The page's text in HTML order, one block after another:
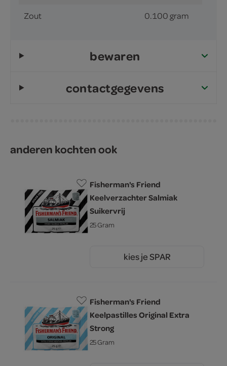
Zout 0.100 gram
bewaren
contactgegevens
anderen kochten ook
Fisherman's Friend
Keelverzachter Salmiak
Suikervrij
25 Gram
kies je SPAR
Fisherman's Friend
Keelpastilles Original Extra
Strong
25 Gram